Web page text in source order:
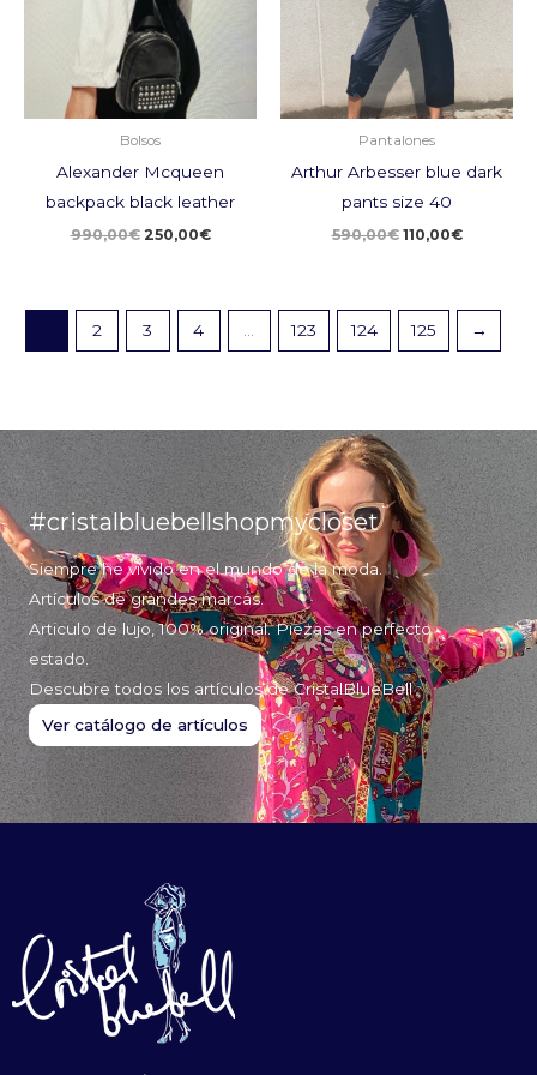
Bolsos
Alexander Mcqueen
backpack black leather
990,00€ 250,00€
Pantalones
Arthur Arbesser blue dark
pants size 40
590,00€ 110,00€
2 3 4 123 124 125 →
#cristalbluebellshopmycloset
Siempre he vivido en el mundo de la moda.
Artículos de grandes marcas.
Articulo de lujo, 100% original. Piezas en perfecto
estado.
Descubre todos los artículos de CristalBlueBell
Ver catálogo de artículos